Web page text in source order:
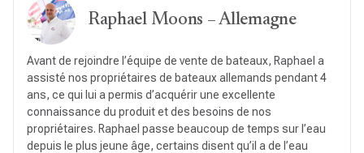
Raphael Moons – Allemagne
Avant de rejoindre l’équipe de vente de bateaux, Raphael a
assisté nos propriétaires de bateaux allemands pendant 4
ans, ce qui lui a permis d’acquérir une excellente
connaissance du produit et des besoins de nos
propriétaires. Raphael passe beaucoup de temps sur l’eau
depuis le plus jeune âge, certains disent qu’il a de l’eau